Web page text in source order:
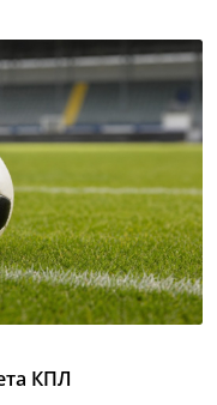
КПЛ